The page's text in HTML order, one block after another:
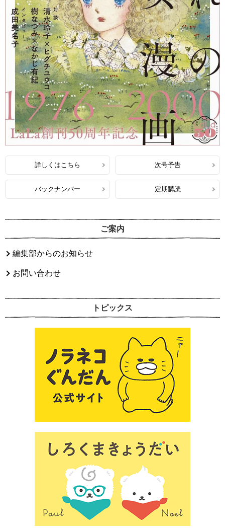
詳しくはこちら 次号予告
バックナンバー 定期購読
ご案内
編集部からのお知らせ
お問い合わせ
トピックス